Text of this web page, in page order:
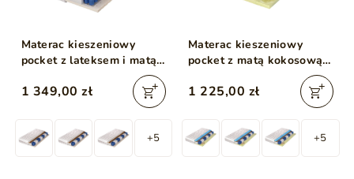
Materac kieszeniowy
pocket z lateksem i matą
kokosową Avena 200x200
1 349,00 zł
+5
Materac kieszeniowy
pocket z matą kokosową
termoelastyczną i
200x200
1 225,00 zł
+5